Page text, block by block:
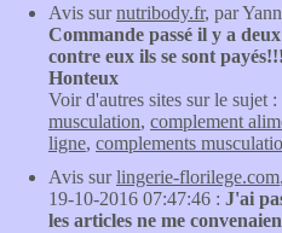
Avis surnutribody.fr, par
Commande passé il y a
contre eux ils se sont payés!!!
Honteux
Voir d'autres sites sur le sujet :
musculation, complement
ligne, complements
Avis surlingerie-florilege.com
19-10-2016 07:47:46 : J'ai
les articles ne me